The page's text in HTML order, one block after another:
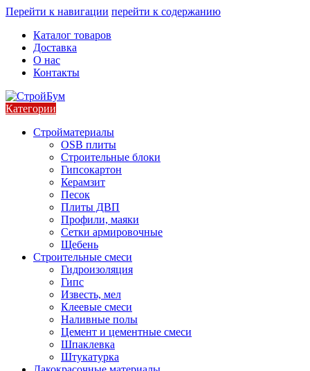
Перейти к навигации перейти к содержанию
Каталог товаров
Доставка
О нас
Контакты
Категории
Стройматериалы
OSB плиты
Строительные блоки
Гипсокартон
Керамзит
Песок
Плиты ДВП
Профили, маяки
Сетки армировочные
Щебень
Строительные смеси
Гидроизоляция
Гипс
Известь, мел
Клеевые смеси
Наливные полы
Цемент и цементные смеси
Шпаклевка
Штукатурка